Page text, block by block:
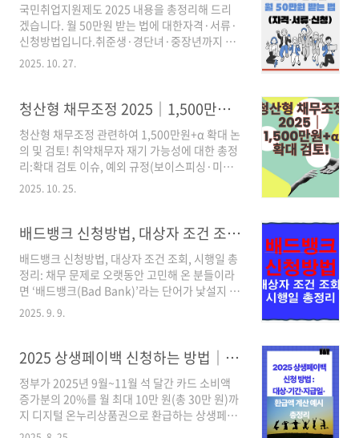
리했습니다. 핵심 요약(TL;DR)매입 5.4조/34만
명: 캠코 3.7조(22.9만명), 국민행복기금 1.7조
(11.1만명) · 매입 즉시 추심 중단소각·조정 원
칙: 취약계층은 별도 심사 없이 연내 소각, 그 외
매입/심사/소각 여부 확인확..
국민취업지원제도 2025 내용을 총정리해 드리
겠습니다. 월 50만원 받는 법에 대한자격·서류·
신청방법입니다.취준생·경단녀·중장년까지 —
자격, 준비서류, 신청절차, 청년 특례, FAQ 모음
15~69세 구직자 대상, 중위소득·재산·취업경험
요건 충족(청년 특례는 완화).청년(18~34세)은
재산 등 완화 기준으로 경험 없어도 Ⅰ유형 참여
범위 존재(선발/예산에 따름).절차: 고용24 구직
등록 → 온라인 신청 → 상담·계획 → 이행 → 수
당 지급.1) 국민취업지원제도란?국민취업지원제
인 제도입니다. 취업에 어려움을 ..
2025. 10. 27.
청산형 채무조정 2025│1,500만원+α 확대 검토! 취약채무자 재기 총정리
청산형 채무조정 관련하여 1,500만원+α 확대 논
의 및 검토! 취약채무자 재기 가능성에 대한 총정
리:확대 검토 이슈, 예외 규정(보이스피싱·미성
년 상속채무)과 향후 전망을 한 페이지로 정리했
습니다.목차청산형 채무조정 한눈에현황: 무엇이
보호 규정진행 흐름앞으로의 가능성FAQ청산형
채무조정 한눈에구분내용대상기초생활수급자·
고령자·중증장애인 등 취약채무자방식원금 최대
90% 감면 → 잔여금 3년 이상 상환 시 나머지 면
제현재 한도채무 원금 1,500만원 이하 (확대 검
토 중)핵심 효과빚 약 5%만 상환해도 면책 가능,
대와 관련하여 확정된 바 없음 - 금융위원회 알림
마..
2025. 10. 25.
배드뱅크 신청방법, 대상자 조건 조회, 시행일 총정리
배드뱅크 신청방법, 대상자 조건 조회, 시행일 총
정리: 채무 문제로 오랫동안 고민해 온 분들이라
면 ‘배드뱅크(Bad Bank)’라는 단어가 낯설지 않
을 거라 생각됩니다. 연체가 길어지면 신용 회복
의 길이 막막해 보이지만, 2025년 현재 정부는,
시행하고 있습니다. 오늘은 배드뱅크 신청방법
대상자 조회 조건 시행일 등을 하나씩 정리해 드
리겠습니다..🔎 배드뱅크란 무엇인가?배드뱅크
는 말 그대로 부실채권을 처리하는 은행 역할을
합니다. 금융기관이 회수하지 못한 장기 연체 채
권을 한국자산관리공사(캠코)가 인수해 일부 또
2025. 9. 9.
2025 상생페이백 신청하는 방법│대상·기간·지급일·환급액 계산 예시 총정리
정부가 2025년 9월~11월 석 달간 카드 소비액
증가분의 20%를 월 최대 10만 원(총 30만 원)까
지 디지털 온누리상품권으로 환급하는 상생페이
백을 시행합니다. 아래에서 신청 방법, 대상, 지급